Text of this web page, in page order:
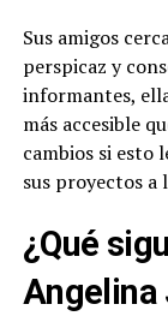
Sus amigos
perspicaz y
informantes,
más accesible
cambios si esto
sus proyectos a
¿Qué
Angelina